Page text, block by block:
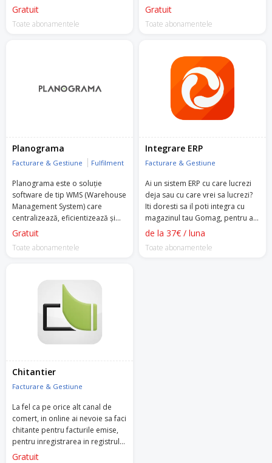
Gratuit
Toate abonamentele
Gratuit
Toate abonamentele
Planograma
Facturare & Gestiune Fulfilment
Planograma este o soluție
software de tip WMS (Warehouse
Management System) care
centralizează, eficientizează și
automatizează activitățile de
producție.
Gratuit
Toate abonamentele
Integrare ERP
Facturare & Gestiune
Ai un sistem ERP cu care lucrezi
deja sau cu care vrei sa lucrezi?
Iti doresti sa il poti integra cu
magazinul tau Gomag, pentru a
automatiza transmiterea de
de la 37€ / luna
Toate abonamentele
Chitantier
Facturare & Gestiune
La fel ca pe orice alt canal de
comert, in online ai nevoie sa faci
chitante pentru facturile emise,
pentru inregistrarea in registrul
de casa si la contabilitate.
Gratuit